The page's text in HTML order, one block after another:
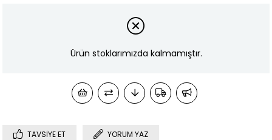
Ürün stoklarımızda kalmamıştır.
TAVSIYE ET YORUM YAZ